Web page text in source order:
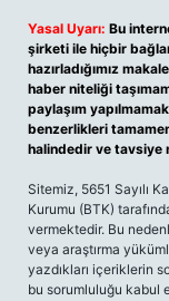
Yasal Uyarı: Bu
şirketi ile hiçbir
hazırladığımız
haber niteliği
paylaşım
benzerlikleri
halindedir ve tavsiye
Sitemiz, 5651 Sayılı
Kurumu (BTK)
vermektedir. Bu
veya araştırma
yazdıkları içeriklerin
bu sorumluluğu kabul